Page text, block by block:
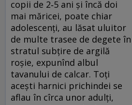
copii de 2‑5 ani și încă doi
mai măricei, poate chiar
adolescenți, au lăsat uluitor
de multe trasee de degete în
stratul subțire de argilă
roșie, expunînd albul
tavanului de calcar. Toți
acești harnici prichindei se
aflau în cîrca unor adulți,